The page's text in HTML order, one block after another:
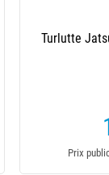
Turlutte